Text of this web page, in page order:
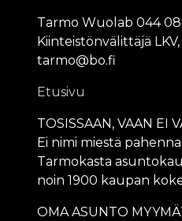
Tarmo Wuolab 044
Kiinteistönvälittäjä
tarmo@bo.fi
Etusivu
TOSISSAAN, VAAN EI
Ei nimi miestä
Tarmokasta
noin 1900 kaupan
OMA ASUNTO